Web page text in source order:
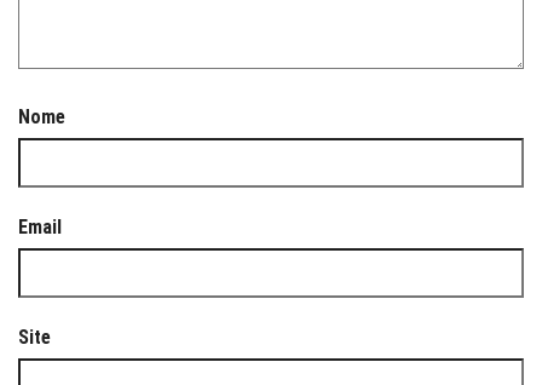
Nome
Email
Site